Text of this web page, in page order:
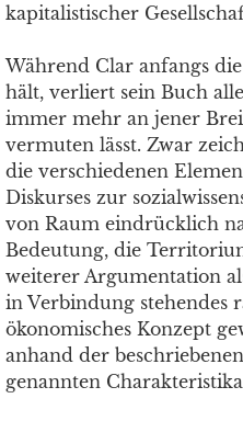
kapitalistischer
Während Clar anfangs
hält, verliert sein Buch
immer mehr an jener
vermuten lässt. Zwar
die verschiedenen
Diskurses zur
von Raum eindrücklich
Bedeutung, die
weiterer Argumentation
in Verbindung stehendes
ökonomisches Konzept
anhand der
genannten